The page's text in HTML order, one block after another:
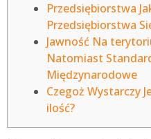
Przedsiębiorstwa
Przedsiębiorstwa
Jawność Na
Natomiast
Międzynarodowe
Czegoż Wystarczy
ilość?